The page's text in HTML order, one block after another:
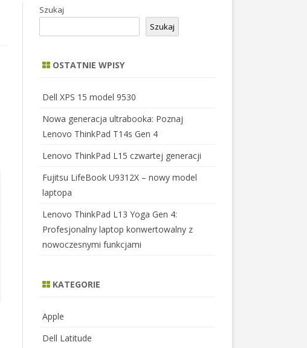
Szukaj
Szukaj
OSTATNIE WPISY
Dell XPS 15 model 9530
Nowa generacja ultrabooka: Poznaj
Lenovo ThinkPad T14s Gen 4
Lenovo ThinkPad L15 czwartej generacji
Fujitsu LifeBook U9312X – nowy model
laptopa
Lenovo ThinkPad L13 Yoga Gen 4:
Profesjonalny laptop konwertowalny z
nowoczesnymi funkcjami
KATEGORIE
Apple
Dell Latitude